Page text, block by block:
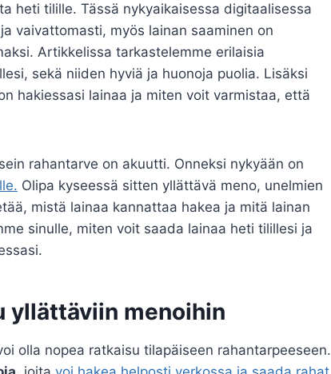
heti tilille. Tässä nykyaikaisessa digitaalisessa
vaivattomasti, myös lainan saaminen on
Artikkelissa tarkastelemme erilaisia
sekä niiden hyviä ja huonoja puolia. Lisäksi
hakiessasi lainaa ja miten voit varmistaa, että
rahantarve on akuutti. Onneksi nykyään on
Olipa kyseessä sitten yllättävä meno, unelmien
mistä lainaa kannattaa hakea ja mitä lainan
sinulle, miten voit saada lainaa heti tilillesi ja
yllättäviin menoihin
olla nopea ratkaisu tilapäiseen rahantarpeeseen.